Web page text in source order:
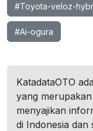
#Toyota-veloz-
#Ai-ogura
KatadataOTO
yang
menyajikan
di Indonesia dan